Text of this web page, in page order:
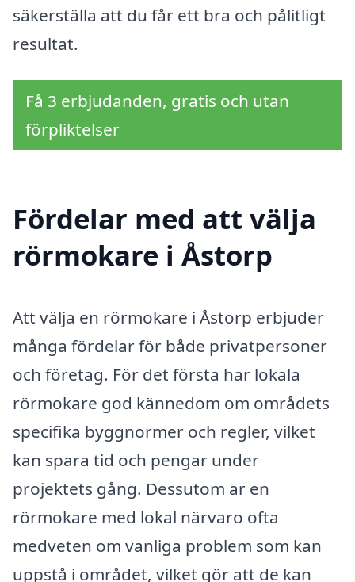
säkerställa att du får ett bra och pålitligt
resultat.
Få 3 erbjudanden, gratis och utan
förpliktelser
Fördelar med att välja
rörmokare i Åstorp
Att välja en rörmokare i Åstorp erbjuder
många fördelar för både privatpersoner
och företag. För det första har lokala
rörmokare god kännedom om områdets
specifika byggnormer och regler, vilket
kan spara tid och pengar under
projektets gång. Dessutom är en
rörmokare med lokal närvaro ofta
medveten om vanliga problem som kan
uppstå i området, vilket gör att de kan